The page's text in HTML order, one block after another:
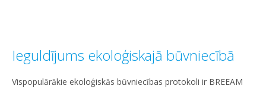
Ieguldījums ekoloģiskajā būvniecībā
Vispopulārākie ekoloģiskās būvniecības protokoli ir BREEAM